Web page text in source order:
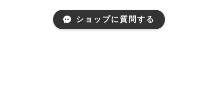
ショップに質問する